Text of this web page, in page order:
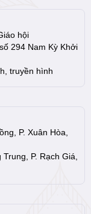
hội
294 Nam Kỳ Khởi
truyền hình
P. Xuân Hòa,
P. Rạch Giá,